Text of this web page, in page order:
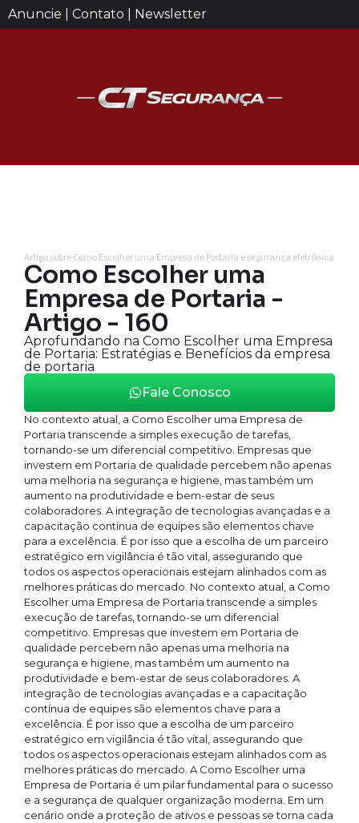
Anuncie | Contato | Newsletter
Artigo sobre Como Escolher uma Empresa de Portaria e segurança eletrônica
Como Escolher uma
Empresa de Portaria -
Artigo - 160
Aprofundando na Como Escolher uma Empresa
de Portaria: Estratégias e Benefícios da empresa
de portaria
Fale Conosco
No contexto atual, a Como Escolher uma Empresa de
Portaria transcende a simples execução de tarefas,
tornando-se um diferencial competitivo. Empresas que
investem em Portaria de qualidade percebem não apenas
uma melhoria na segurança e higiene, mas também um
aumento na produtividade e bem-estar de seus
colaboradores. A integração de tecnologias avançadas e a
capacitação contínua de equipes são elementos chave
para a excelência. É por isso que a escolha de um parceiro
estratégico em vigilância é tão vital, assegurando que
todos os aspectos operacionais estejam alinhados com as
melhores práticas do mercado. No contexto atual, a Como
Escolher uma Empresa de Portaria transcende a simples
execução de tarefas, tornando-se um diferencial
competitivo. Empresas que investem em Portaria de
qualidade percebem não apenas uma melhoria na
segurança e higiene, mas também um aumento na
produtividade e bem-estar de seus colaboradores. A
integração de tecnologias avançadas e a capacitação
contínua de equipes são elementos chave para a
excelência. É por isso que a escolha de um parceiro
estratégico em vigilância é tão vital, assegurando que
todos os aspectos operacionais estejam alinhados com as
melhores práticas do mercado. A Como Escolher uma
Empresa de Portaria é um pilar fundamental para o sucesso
e a segurança de qualquer organização moderna. Em um
cenário onde a proteção de ativos e pessoas se torna cada